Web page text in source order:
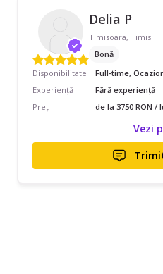
Delia P
Timisoara, Timis
Bonă
Disponibilitate
Full-time,
Experiență
Fără experiență
Preț
de la 3750 RON /
Vezi